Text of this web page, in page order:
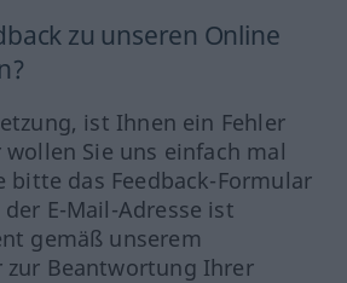
zu unseren Online
ist Ihnen ein Fehler
Sie uns einfach mal
bitte das Feedback-Formular
E-Mail-Adresse ist
gemäß unserem
zur Beantwortung Ihrer